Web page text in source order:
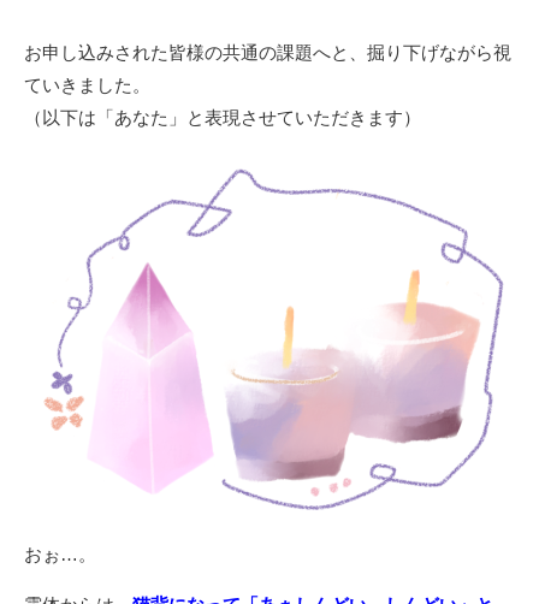
お申し込みされた皆様の共通の課題へと、掘り下げながら視
ていきました。
（以下は「あなた」と表現させていただきます）
おぉ…。